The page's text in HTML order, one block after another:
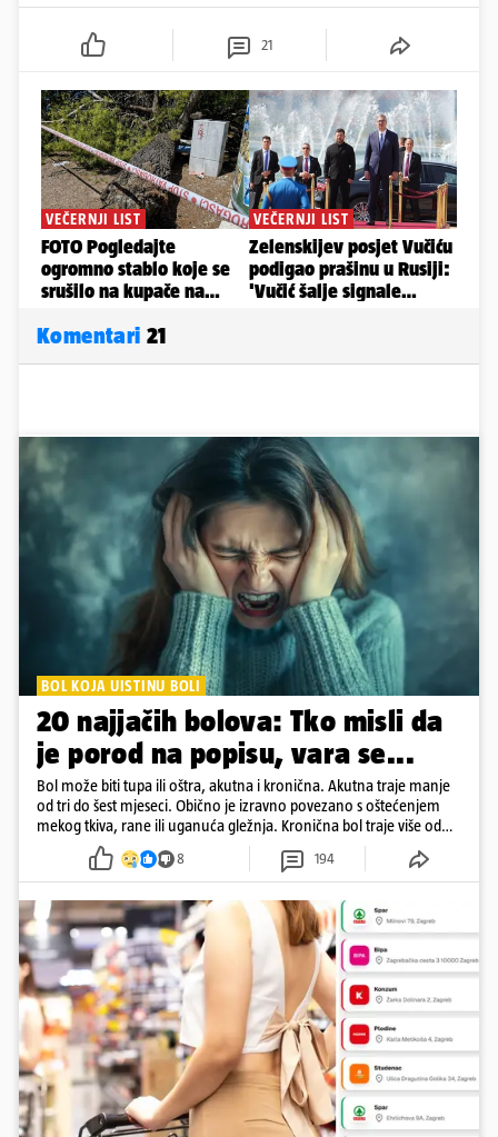
21
Komentari 21
BOL KOJA UISTINU BOLI
20 najjačih bolova: Tko misli da
je porod na popisu, vara se...
Bol može biti tupa ili oštra, akutna i kronična. Akutna traje manje
od tri do šest mjeseci. Obično je izravno povezano s oštećenjem
mekog tkiva, rane ili uganuća gležnja. Kronična bol traje više od
šest mjeseci
8 194